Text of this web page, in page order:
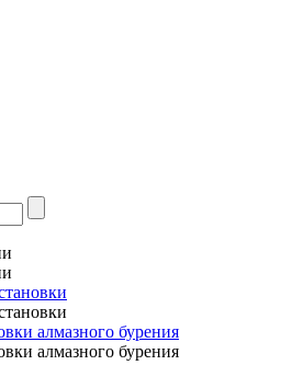
алмазного бурения
алмазного бурения